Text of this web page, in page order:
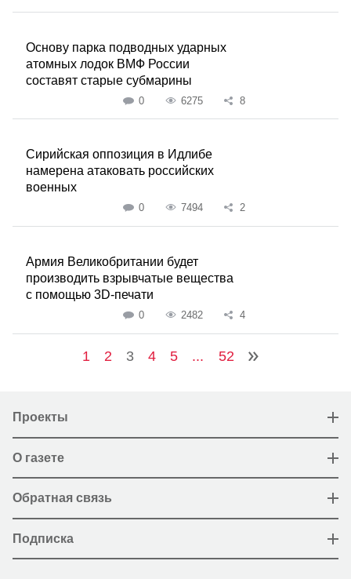
Основу парка подводных ударных
атомных лодок ВМФ России
составят старые субмарины
0 6275 8
Сирийская оппозиция в Идлибе
намерена атаковать российских
военных
0 7494 2
Армия Великобритании будет
производить взрывчатые вещества
с помощью 3D-печати
0 2482 4
1 2 3 4 5 ... 52
Проекты
О газете
Обратная связь
Подписка